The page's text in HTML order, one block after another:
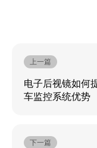
上一篇
电子后视镜如何
车监控系统优势
下一篇